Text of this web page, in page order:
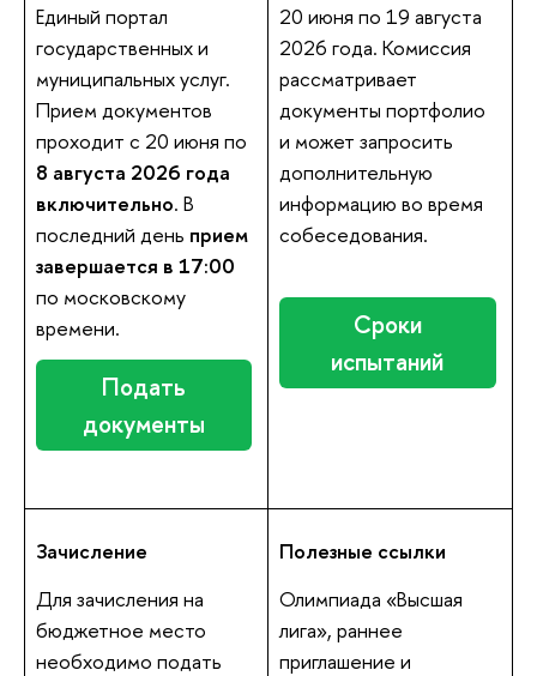
Единый портал
государственных и
муниципальных услуг.
Прием документов
проходит с 20 июня по
8 августа 2026 года
включительно. В
последний день прием
завершается в 17:00
по московскому
времени.
Подать
документы
20 июня по 19 августа
2026 года. Комиссия
рассматривает
документы портфолио
и может запросить
дополнительную
информацию во время
собеседования.
Сроки
испытаний
Зачисление
Для зачисления на
бюджетное место
необходимо подать
Полезные ссылки
Олимпиада «Высшая
лига», раннее
приглашение и